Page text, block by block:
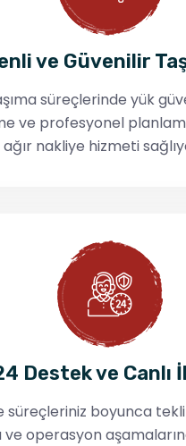
ve Güvenilir
süreçlerinde yük
ve profesyonel
ağır nakliye hizmeti
Destek ve Canlı
süreçleriniz boyunca
ve operasyon